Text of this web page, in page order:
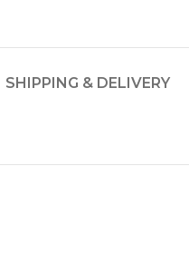
SHIPPING & DELIVERY